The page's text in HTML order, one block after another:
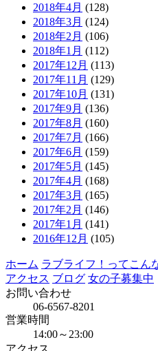
2018年4月 (128)
2018年3月 (124)
2018年2月 (106)
2018年1月 (112)
2017年12月 (113)
2017年11月 (129)
2017年10月 (131)
2017年9月 (136)
2017年8月 (160)
2017年7月 (166)
2017年6月 (159)
2017年5月 (145)
2017年4月 (168)
2017年3月 (165)
2017年2月 (146)
2017年1月 (141)
2016年12月 (105)
ホーム ラブライフ！ってこん
アクセス ブログ 女の子募集中
お問い合わせ
06-6567-8201
営業時間
14:00～23:00
アクセス